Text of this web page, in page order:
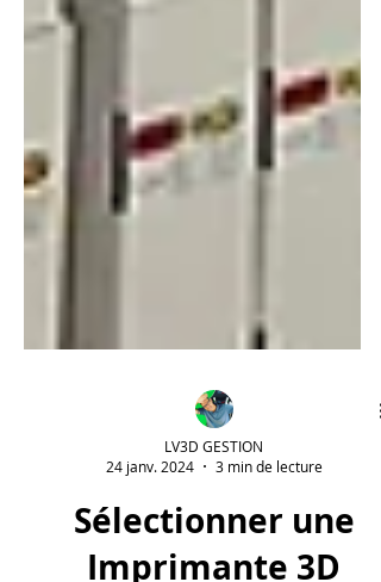
LV3D GESTION
24 janv. 2024
3 min de lecture